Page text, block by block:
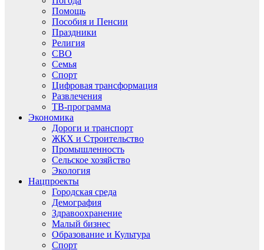
Помощь
Пособия и Пенсии
Праздники
Религия
СВО
Семья
Спорт
Цифровая трансформация
Развлечения
ТВ-программа
Экономика
Дороги и транспорт
ЖКХ и Строительство
Промышленность
Сельское хозяйство
Экология
Нацпроекты
Городская среда
Демография
Здравоохранение
Малый бизнес
Образование и Культура
Спорт